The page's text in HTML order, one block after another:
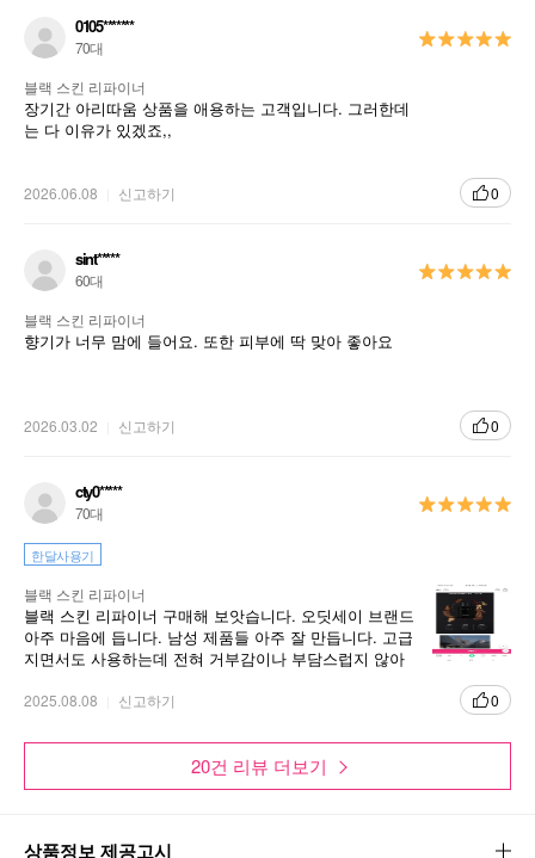
0105*******
70대
블랙 스킨 리파이너
장기간 아리따움 상품을 애용하는 고객입니다. 그러한데
는 다 이유가 있겠죠,,
2026.06.08 신고하기 0
sint*****
60대
블랙 스킨 리파이너
향기가 너무 맘에 들어요. 또한 피부에 딱 맞아 좋아요
2026.03.02 신고하기 0
cty0*****
70대
한달사용기
블랙 스킨 리파이너
블랙 스킨 리파이너 구매해 보앗습니다. 오딧세이 브랜드
아주 마음에 듭니다. 남성 제품들 아주 잘 만듭니다. 고급
지면서도 사용하는데 전혀 거부감이나 부담스럽지 않아
2025.08.08 신고하기 0
20건 리뷰 더보기
상품정보 제공고시